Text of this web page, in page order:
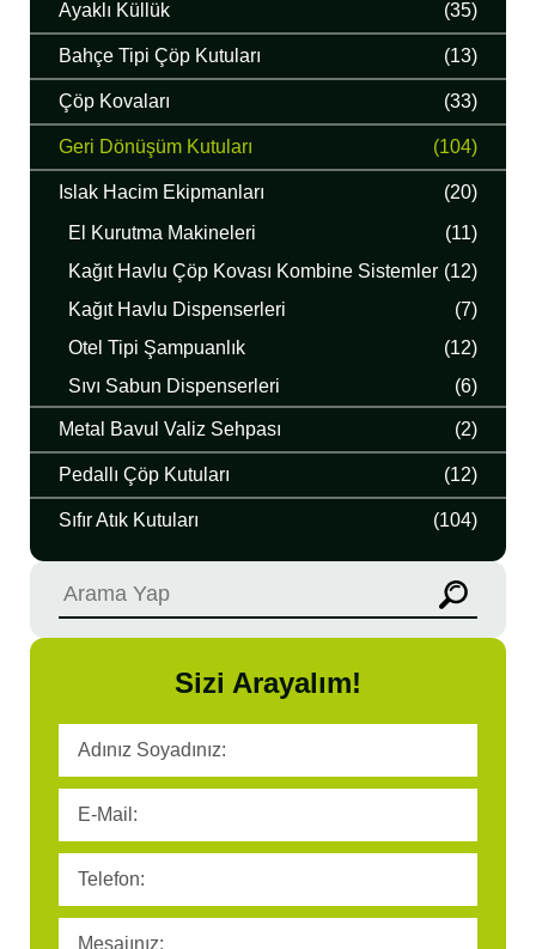
Ayaklı Küllük (35)
Bahçe Tipi Çöp Kutuları (13)
Çöp Kovaları (33)
Geri Dönüşüm Kutuları (104)
Islak Hacim Ekipmanları
(20)
El Kurutma Makineleri
(11)
Kağıt Havlu Çöp Kovası Kombine Sistemler (12)
Kağıt Havlu Dispenserleri
(7)
Otel Tipi Şampuanlık
(12)
Sıvı Sabun Dispenserleri
(6)
Metal Bavul Valiz Sehpası (2)
Pedallı Çöp Kutuları (12)
Sıfır Atık Kutuları (104)
Sizi Arayalım!